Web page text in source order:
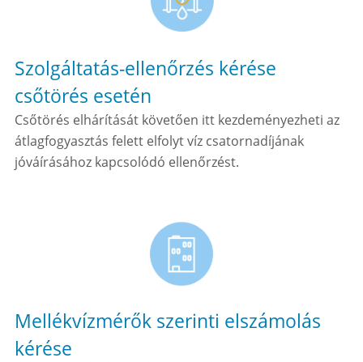
Szolgáltatás-ellenőrzés kérése
csőtörés esetén
Csőtörés elhárítását követően itt kezdeményezheti az
átlagfogyasztás felett elfolyt víz csatornadíjának
jóváírásához kapcsolódó ellenőrzést.
Mellékvízmérők szerinti elszámolás
kérése